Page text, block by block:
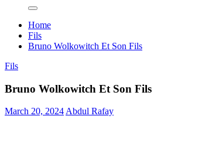
Home
Fils
Bruno Wolkowitch Et Son Fils
Fils
Bruno Wolkowitch Et Son Fils
March 20, 2024Abdul Rafay